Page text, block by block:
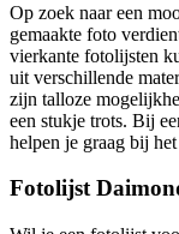
Op zoek naar een
gemaakte foto
vierkante fotolijsten
uit verschillende
zijn talloze
een stukje trots. Bij
helpen je graag bij
Fotolijst